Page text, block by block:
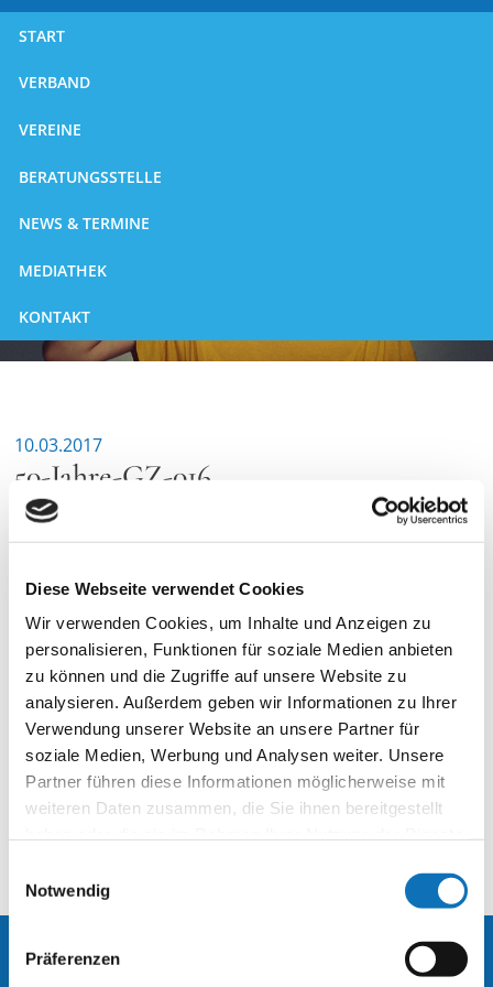
Diese Webseite verwendet Cookies
Wir verwenden Cookies, um Inhalte und Anzeigen zu
personalisieren, Funktionen für soziale Medien anbieten
zu können und die Zugriffe auf unsere Website zu
analysieren. Außerdem geben wir Informationen zu Ihrer
Verwendung unserer Website an unsere Partner für
soziale Medien, Werbung und Analysen weiter. Unsere
Partner führen diese Informationen möglicherweise mit
weiteren Daten zusammen, die Sie ihnen bereitgestellt
Notwendig
Präferenzen
START
VERBAND
VEREINE
BERATUNGSSTELLE
NEWS & TERMINE
MEDIATHEK
KONTAKT
10.03.2017
50-Jahre-GZ-016